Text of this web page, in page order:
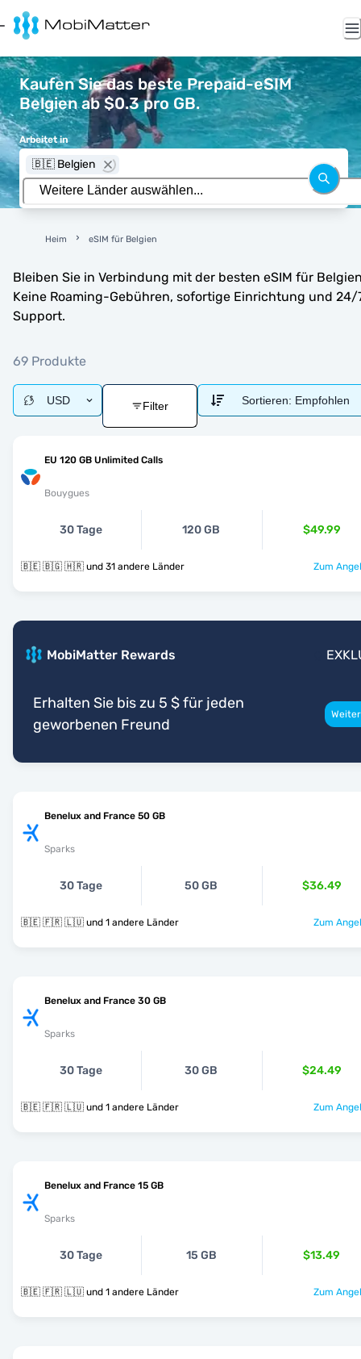
Kaufen Sie das beste Prepaid-eSIM
Belgien ab $0.3 pro GB.
Arbeitet in
🇧🇪 Belgien
Heim eSIM für Belgien
Bleiben Sie in Verbindung mit der besten eSIM für
Keine Roaming-Gebühren, sofortige Einrichtung und 24/
Support.
69 Produkte
USD Filter Sortieren: Empfohlen
EU 120 GB Unlimited Calls
Bouygues
30 Tage 120 GB $49.99
🇧🇪 🇧🇬 🇭🇷 und 31 andere Länder Zum
MobiMatter Rewards
Erhalten Sie bis zu 5 $ für jeden
geworbenen Freund
Benelux and France 50 GB
Sparks
30 Tage 50 GB $36.49
🇧🇪 🇫🇷 🇱🇺 und 1 andere Länder Zum
Benelux and France 30 GB
Sparks
30 Tage 30 GB $24.49
🇧🇪 🇫🇷 🇱🇺 und 1 andere Länder Zum
Benelux and France 15 GB
Sparks
30 Tage 15 GB $13.49
🇧🇪 🇫🇷 🇱🇺 und 1 andere Länder Zum